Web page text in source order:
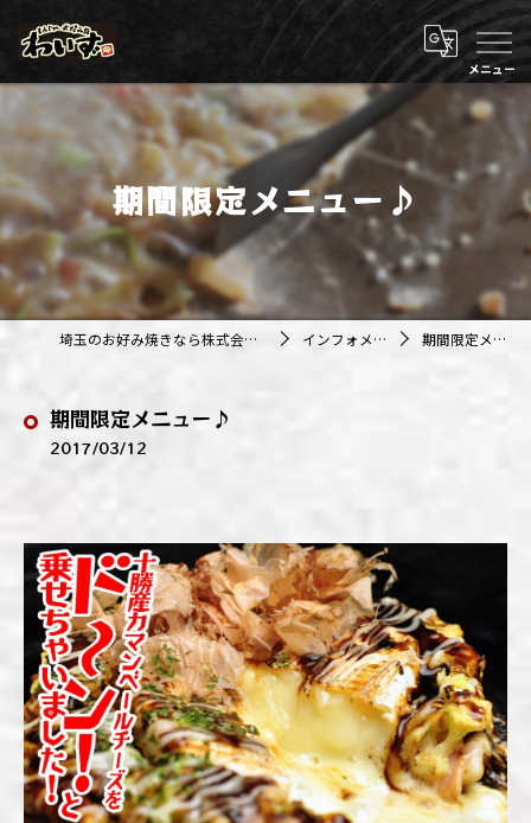
期間限定メニュー♪
埼玉のお好み焼きなら株式会社アジルカンパニー インフォメーション 期間限定メニュー♪
期間限定メニュー♪
2017/03/12